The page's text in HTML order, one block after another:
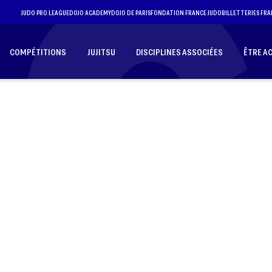
JUDO PRO LEAGUEDOJO ACADEMYDOJO DE PARISFONDATION FRANCE JUDOBILLETTERIES
COMPÉTITIONS JUJITSU DISCIPLINES ASSOCIÉES ÊTRE